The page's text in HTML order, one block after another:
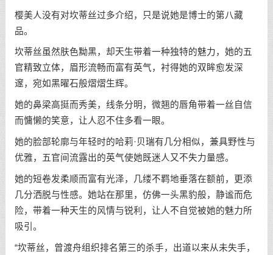
樱美人没有对坎蒂丝过多介绍，只是说她是博士的第八藏
品。
坎蒂丝虽然肤色黝黑，却天生带着一种独特的魅力，她的五
官精致立体，眉形流畅而富有英气，衬得她的双眸愈发深
邃，宛如黑曜石般熠熠生辉。
她的鼻梁高挺而秀美，线条分明，微翘的唇角带着一丝自信
而慵懒的笑意，让人忍不住多看一眼。
她的脸部轮廓与年轻时的哈莉·贝瑞有几分相似，兼具野性与
优雅，五官间流露出的英气使她既迷人又不失力量感。
她的短卷发柔顺而富有光泽，几缕不羁地垂落在额前，更添
几分洒脱与性感。她站在那里，仿佛一头黑豹般，静谧而危
险，带着一种天生的风情与锐利，让人不自觉被她的魅力所
吸引。
“坎蒂丝，曾渡舟组织排名第三的杀手，出道以来从未失手，